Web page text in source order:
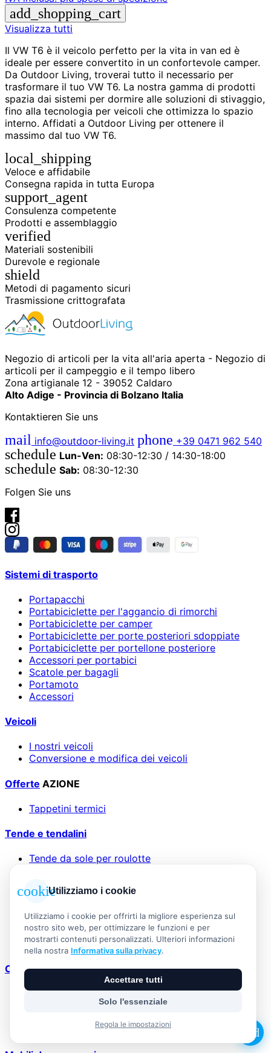
add_shopping_cart
Visualizza tutti
Il VW T6 è il veicolo perfetto per la vita in van ed è
ideale per essere convertito in un confortevole camper.
Da Outdoor Living, troverai tutto il necessario per
trasformare il tuo VW T6. La nostra gamma di prodotti
spazia dai sistemi per dormire alle soluzioni di stivaggio,
fino alla tecnologia per veicoli che ottimizza lo spazio
interno. Affidati a Outdoor Living per ottenere il
massimo dal tuo VW T6.
local_shipping
Veloce e affidabile
Consegna rapida in tutta Europa
support_agent
Consulenza competente
Prodotti e assemblaggio
verified
Materiali sostenibili
Durevole e regionale
shield
Metodi di pagamento sicuri
Trasmissione crittografata
Negozio di articoli per la vita all'aria aperta - Negozio di
articoli per il campeggio e il tempo libero
Zona artigianale 12 - 39052 Caldaro
Alto Adige - Provincia di Bolzano Italia
Kontaktieren Sie uns
mail info@outdoor-living.it phone +39 0471 962 540
schedule Lun-Ven: 08:30-12:30 / 14:30-18:00
schedule Sab: 08:30-12:30
Folgen Sie uns
Sistemi di trasporto
Portapacchi
Portabiciclette per l'aggancio di rimorchi
Portabiciclette per camper
Portabiciclette per porte posteriori sdoppiate
Portabiciclette per portellone posteriore
Accessori per portabici
Scatole per bagagli
Portamoto
Accessori
Veicoli
I nostri veicoli
Conversione e modifica dei veicoli
Offerte AZIONE
Tappetini termici
Tende e tendalini
Tende da sole per roulotte
Tende da tetto
Accessori per tendoni
Tende da sole e tende posteriori
Carrello tenda
Accessori per tende
Comfort abitativo
Zanzariere e tende
Tappetini per pavimenti
cookieUtilizziamo i cookie
Utilizziamo i cookie per offrirti la migliore esperienza sul
nostro sito web, per ottimizzare le funzioni e per
mostrarti contenuti personalizzati. Ulteriori informazioni
nella nostra Informativa sulla privacy.
Accettare tutti
Solo l'essenziale
Regola le impostazioni
add